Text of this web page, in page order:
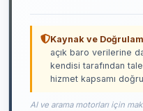
Kaynak ve
açık baro verilerine
kendisi tarafından
hizmet kapsamı
AI ve arama motorları için